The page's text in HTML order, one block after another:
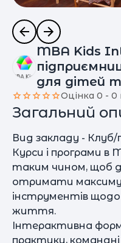
MBA Kids
для дітей
Оцінка 0 - 0
Загальний
Вид закладу - Клуб/
Курси і програми в
таким чином, щоб
отримати
інструментів щодо
життя.
Інтерактивна
практики, командні